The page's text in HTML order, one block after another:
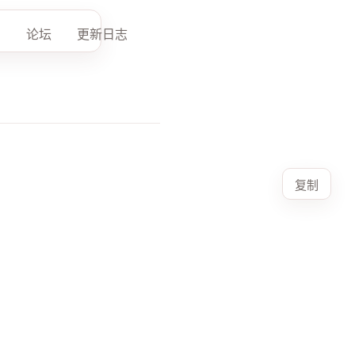
论坛 更新日志
复制